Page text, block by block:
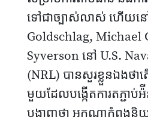
ទៅជាច្បាស់លាស់ ហើយនៅ
Goldschlag, Michael
Syverson នៅ U.S.
(NRL) បានសួរខ្លួនឯងថា
មួយដែលបង្កើតការតភ្ជ
បង្ហាញថា អ្នកណាកំពុង